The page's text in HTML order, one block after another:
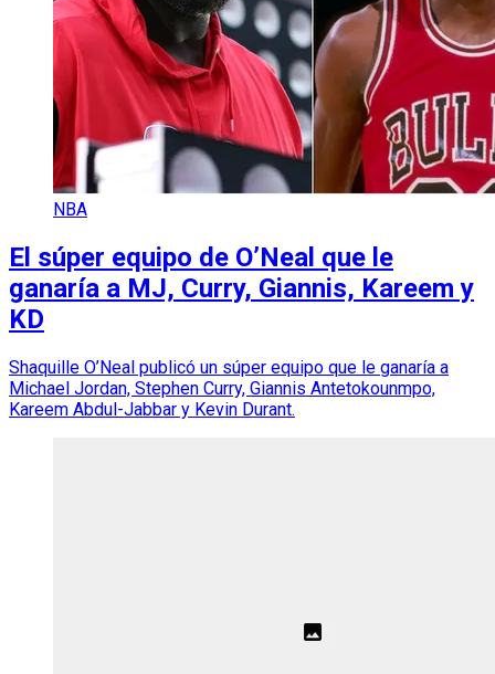
NBA
El súper equipo de O’Neal que le
ganaría a MJ, Curry, Giannis, Kareem y
KD
Shaquille O’Neal publicó un súper equipo que le ganaría a
Michael Jordan, Stephen Curry, Giannis Antetokounmpo,
Kareem Abdul-Jabbar y Kevin Durant.